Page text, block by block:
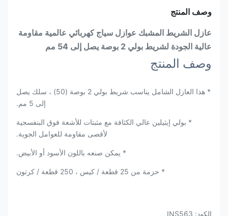
وصف المنتج
عازل الشريط المشبك عوازل سياج كهربائي عالمية مقاومة
عالية الجودة لشريط بولي 2 بوصة يصل إلى 54 مم
وصف المنتج
* هذا العازل الشامل يناسب شريط بولي 2 بوصة (50) ، سلك يصل
إلى 5 مم.
* بولي إيثيلين عالي الكثافة مع مثبتات للأشعة فوق البنفسجية
لأقصى مقاومة للعوامل الجوية.
* يمكن صنعه باللون الأسود أو الأبيض.
* حزمة من 25 قطعة / كيس ، 250 قطعة / كرتون
الكود: INS563